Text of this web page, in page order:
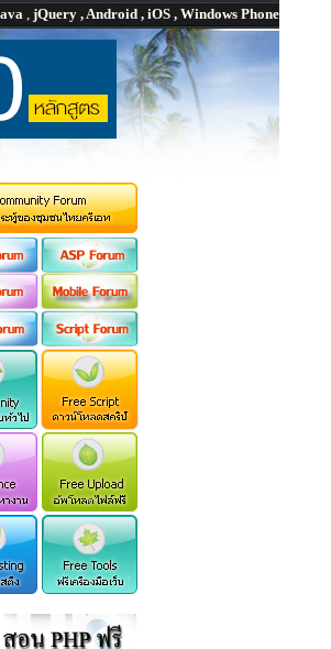
, jQuery , Android , iOS , Windows Phone